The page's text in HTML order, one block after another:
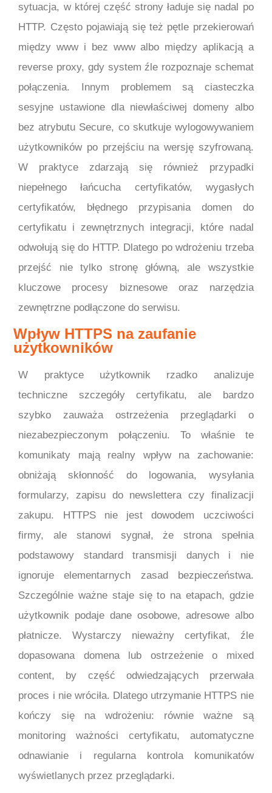
sytuacja, w której część strony ładuje się nadal po
HTTP. Często pojawiają się też pętle przekierowań
między www i bez www albo między aplikacją a
reverse proxy, gdy system źle rozpoznaje schemat
połączenia. Innym problemem są ciasteczka
sesyjne ustawione dla niewłaściwej domeny albo
bez atrybutu Secure, co skutkuje wylogowywaniem
użytkowników po przejściu na wersję szyfrowaną.
W praktyce zdarzają się również przypadki
niepełnego łańcucha certyfikatów, wygasłych
certyfikatów, błędnego przypisania domen do
certyfikatu i zewnętrznych integracji, które nadal
odwołują się do HTTP. Dlatego po wdrożeniu trzeba
przejść nie tylko stronę główną, ale wszystkie
kluczowe procesy biznesowe oraz narzędzia
zewnętrzne podłączone do serwisu.
Wpływ HTTPS na zaufanie
użytkowników
W praktyce użytkownik rzadko analizuje
techniczne szczegóły certyfikatu, ale bardzo
szybko zauważa ostrzeżenia przeglądarki o
niezabezpieczonym połączeniu. To właśnie te
komunikaty mają realny wpływ na zachowanie:
obniżają skłonność do logowania, wysyłania
formularzy, zapisu do newslettera czy finalizacji
zakupu. HTTPS nie jest dowodem uczciwości
firmy, ale stanowi sygnał, że strona spełnia
podstawowy standard transmisji danych i nie
ignoruje elementarnych zasad bezpieczeństwa.
Szczególnie ważne staje się to na etapach, gdzie
użytkownik podaje dane osobowe, adresowe albo
płatnicze. Wystarczy nieważny certyfikat, źle
dopasowana domena lub ostrzeżenie o mixed
content, by część odwiedzających przerwała
proces i nie wróciła. Dlatego utrzymanie HTTPS nie
kończy się na wdrożeniu: równie ważne są
monitoring ważności certyfikatu, automatyczne
odnawianie i regularna kontrola komunikatów
wyświetlanych przez przeglądarki.